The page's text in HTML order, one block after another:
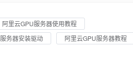
阿里云GPU服务器使用教程
务器安装驱动
阿里云GPU服务器教程